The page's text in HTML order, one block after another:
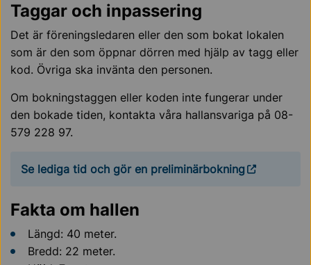
Taggar och inpassering
Det är föreningsledaren eller den som bokat lokalen
som är den som öppnar dörren med hjälp av tagg eller
kod. Övriga ska invänta den personen.
Om bokningstaggen eller koden inte fungerar under
den bokade tiden, kontakta våra hallansvariga på 08-
579 228 97.
Se lediga tid och gör en preliminärbokning
Fakta om hallen
Längd: 40 meter.
Bredd: 22 meter.